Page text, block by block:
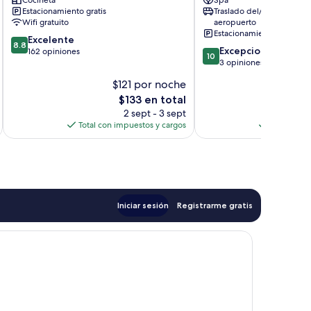
Spa
Bahía
de
Jimbaran
Estacionamiento gratis
Wifi gratuito
8.8
de
8.8 Excelente
162 opiniones
$121 por noche
El
precio
actual
es
$133 en total
2 sept - 3 sept
Total con impuestos y cargos
Traslado del/al
aeropuerto
Estacionamiento gratis
10.0
de
10 Excepcional
3 opiniones
Iniciar sesión Registrarme gratis